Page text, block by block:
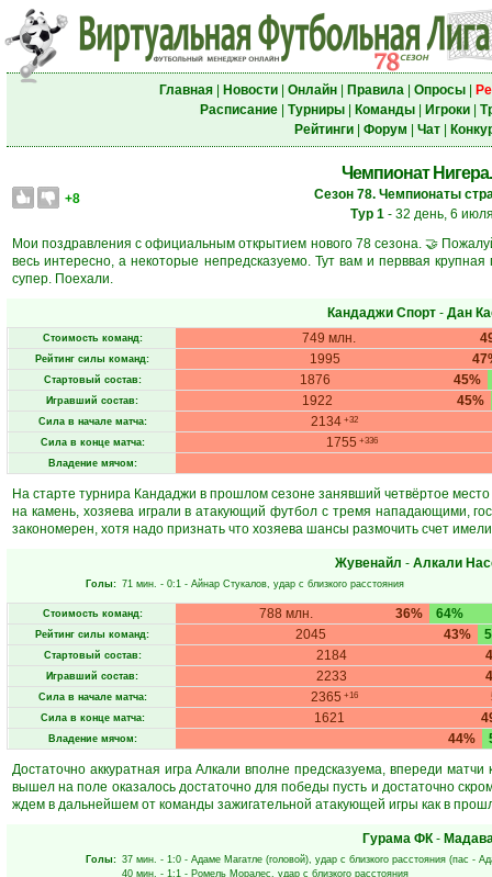
Главная| Новости| Онлайн| Правила| Опросы|
Расписание| Турниры| Команды| Игроки|
Рейтинги| Форум Чат|
Чемпионат Нигера.
+8
Сезон 78. Чемпионаты
Тур 1 - 32 день, 6
Мои поздравления с официальным открытием нового 78 сезона. 🤝
весь интересно, а некоторые непредсказуемо. Тут вам и перввая
супер. Поехали.
Кандаджи Спорт- Дан
Стоимость команд: 749 млн.
Рейтинг силы команд: 1995
Стартовый состав: 45%
1876
Игравший состав: 45%
1922
Сила в начале матча: 2134 +32
Сила в конце матча: 1755 +336
Владение мячом:
На старте турнира Кандаджи в прошлом сезоне занявший четвёртое
на камень, хозяева играли в атакующий футбол с тремя нападающими,
закономерен, хотя надо признать что хозяева шансы размочить счет
Жувенайл - Алкали
Голы: 71 мин. - 0:1 - Айнар Стукалов, удар с близкого расстояния
Стоимость команд: 36%
788 млн. 64%
Рейтинг силы команд: 43%
2045
Стартовый состав: 2184
Игравший состав: 2233
Сила в начале матча: 2365 +16
Сила в конце матча: 1621
Владение мячом: 44%
Достаточно аккуратная игра Алкали вполне предсказуема, впереди
вышел на поле оказалось достаточно для победы пусть и достаточно
ждем в дальнейшем от команды зажигательной атакующей игры как в
Гурама ФК-
Голы: 37 мин. - 1:0 - Адаме Магатле (головой), удар с близкого расстояния (пас -
40 мин. - 1:1 - Ромель Моралес, удар с близкого расстояния